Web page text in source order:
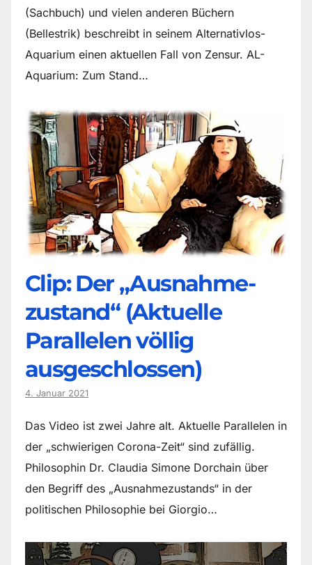
(Sachbuch) und vielen anderen Büchern
(Bellestrik) beschreibt in seinem Alternativlos-
Aquarium einen aktuellen Fall von Zensur. AL-
Aquarium: Zum Stand…
Clip: Der „Ausnahme-
zustand“ (Aktuelle
Parallelen völlig
ausgeschlossen)
4. Januar 2021
Das Video ist zwei Jahre alt. Aktuelle Parallelen in
der „schwierigen Corona-Zeit“ sind zufällig.
Philosophin Dr. Claudia Simone Dorchain über
den Begriff des „Ausnahmezustands“ in der
politischen Philosophie bei Giorgio…